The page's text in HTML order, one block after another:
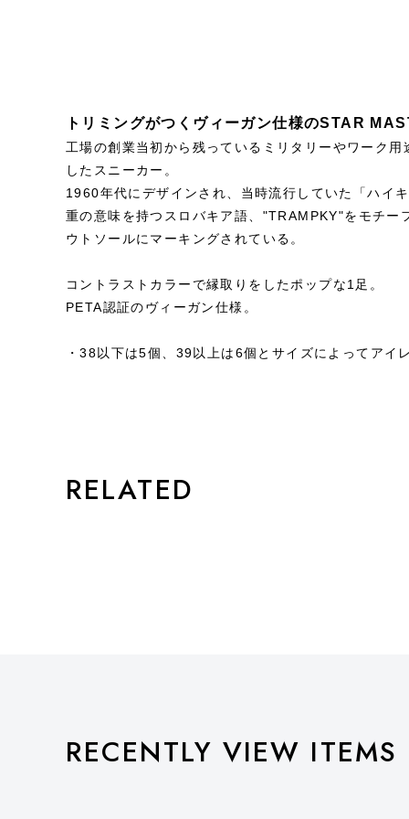
トリミングがつくヴィーガン仕様のSTAR
工場の創業当初から残っているミリタリーやワーク
したスニーカー。
1960年代にデザインされ、当時流行していた「ハイ
重の意味を持つスロバキア語、"TRAMPKY"をモチー
ウトソールにマーキングされている。
コントラストカラーで縁取りをしたポップな1足。
PETA認証のヴィーガン仕様。
・38以下は5個、39以上は6個とサイズによってアイ
RELATED
RECENTLY VIEW ITEMS